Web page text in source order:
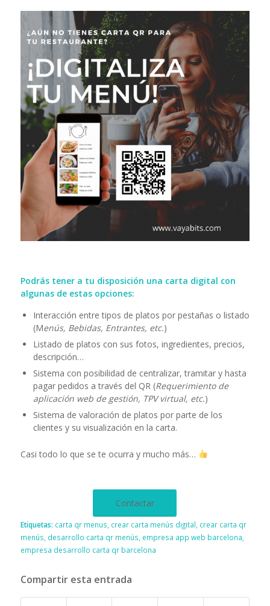
Podrás tener a tu disposición una carta digital con
algunas de estas opciones:
Interacción entre tipos de platos por pestañas o listado
(Menús, Bebidas, Entrantes, etc.)
Listado de platos con sus fotos, ingredientes, precios,
descripción…
Sistema con posibilidad de centralizar, tramitar y hasta
pagar pedidos a través del QR (Requerimiento de
aplicación web de gestión, TPV virtual, etc.)
Sistema de valoración de platos por parte de los
clientes y su visualización en la carta.
Casi todo lo que se te ocurra y mucho más…
Contactar
Etiquetas: carta qr menus crear carta menús digital crear carta qr
menús desarrollo carta qr menús empresa app web barcelona
empresa desarrollo carta qr barcelona
Compartir esta entrada